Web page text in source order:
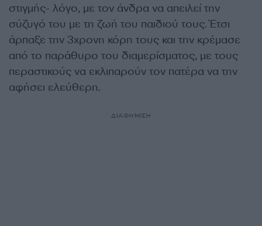
στιγμής- λόγο, με τον άνδρα να απειλεί την
σύζυγό του με τη ζωή του παιδιού τους. Έτσι
άρπαξε την 3χρονη κόρη τους και την κρέμασε
από το παράθυρο του διαμερίσματος, με τους
περαστικούς να εκλιπαρούν τον πατέρα να την
αφήσει ελεύθερη.
ΔΙΑΦΗΜΙΣΗ